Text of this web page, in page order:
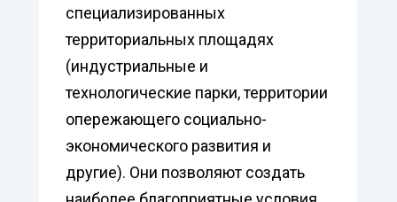
специализированных
территориальных площадях
(индустриальные и
технологические парки, территории
опережающего социально-
экономического развития и
другие). Они позволяют создать